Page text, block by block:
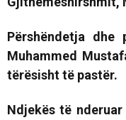
Përshëndetja
Muhammed
tërësisht të pastër.
Ndjekës të